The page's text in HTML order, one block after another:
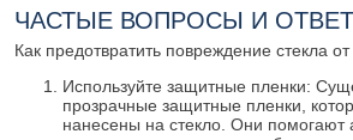
ЧАСТЫЕ ВОПРОСЫ И
Как предотвратить повреждение стекла
Используйте защитные пленки:
прозрачные защитные пленки,
нанесены на стекло. Они помогают